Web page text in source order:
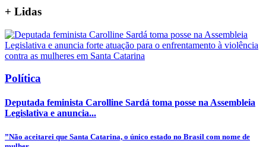
+ Lidas
Política
Deputada feminista Carolline Sardá toma posse na Assembleia
Legislativa e anuncia...
”Não aceitarei que Santa Catarina, o único estado no Brasil com nome de